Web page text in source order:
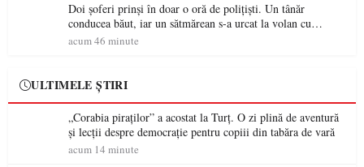
Doi șoferi prinși în doar o oră de polițiști. Un tânăr
conducea băut, iar un sătmărean s-a urcat la volan cu
permisul suspendat
acum 46 minute
ULTIMELE ȘTIRI
„Corabia piraților” a acostat la Turț. O zi plină de aventură
și lecții despre democrație pentru copiii din tabăra de vară
acum 14 minute